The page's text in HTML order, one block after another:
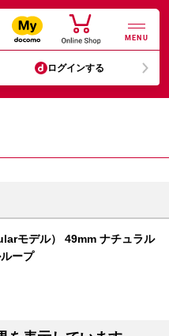
MENU
ログインする
モデル） 49mm ナチュラル
ープ